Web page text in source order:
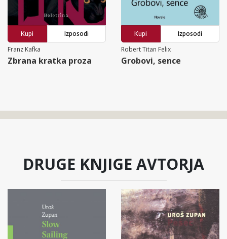
Kupi
Izposodi
Franz Kafka
Zbrana kratka proza
Kupi
Izposodi
Robert Titan Felix
Grobovi, sence
DRUGE KNJIGE AVTORJA